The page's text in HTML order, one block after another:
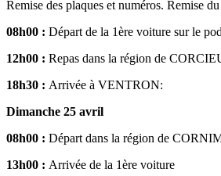
Remise des plaques et numéros. Remise
08h00 : Départ de la 1ère voiture sur le
12h00 : Repas dans la région de
18h30 : Arrivée à VENTRON:
Dimanche 25 avril
08h00 : Départ dans la région de
13h00 : Arrivée de la 1ère voiture